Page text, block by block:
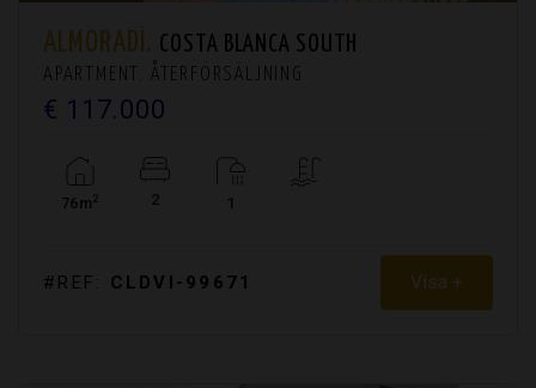
ALMORADÍ. COSTA BLANCA SOUTH
APARTMENT. ÅTERFÖRSÄLJNING
€ 117.000
76m2 2 1
#REF: CLDVI-99671 Visa +